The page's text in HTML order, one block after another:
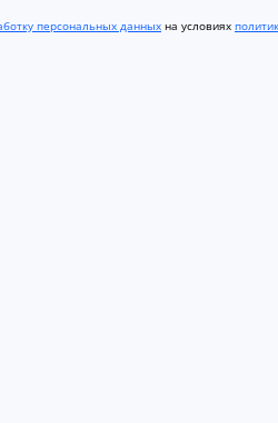
персональных данных на условиях